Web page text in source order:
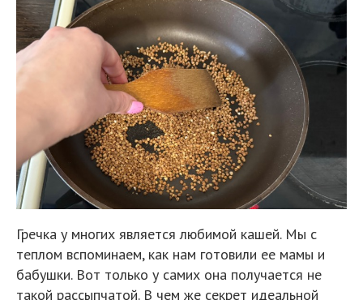
Гречка у многих является любимой кашей. Мы с
теплом вспоминаем, как нам готовили ее мамы и
бабушки. Вот только у самих она получается не
такой рассыпчатой. В чем же секрет идеальной